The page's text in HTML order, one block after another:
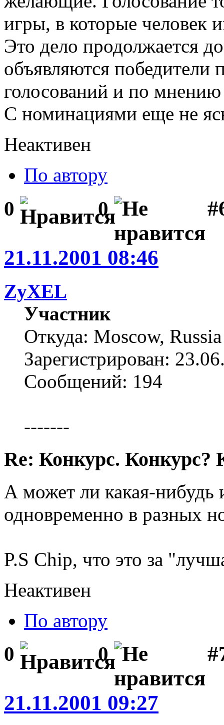
игры, в которые человек
Это дело продолжается
объявляются победители
голосований и по мнению
С номинациями еще не
Неактивен
По автору
0 0
21.11.2001 08:46
ZyXEL
Участник
Откуда: Moscow, Russia
Зарегистрирован:
Сообщений: 194
-------
Re: Конкурс. Конкурс?
А может ли какая-нибудь
одновременно в разных
P.S Chip, что это за
Неактивен
По автору
0 0
21.11.2001 09:27